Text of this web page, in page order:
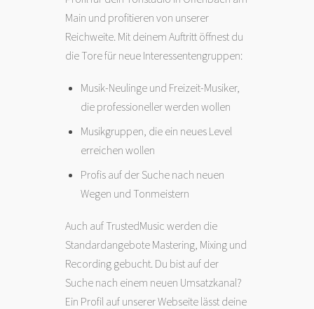
Main und profitieren von unserer
Reichweite. Mit deinem Auftritt öffnest du
die Tore für neue Interessentengruppen:
Musik-Neulinge und Freizeit-Musiker,
die professioneller werden wollen
Musikgruppen, die ein neues Level
erreichen wollen
Profis auf der Suche nach neuen
Wegen und Tonmeistern
Auch auf TrustedMusic werden die
Standardangebote Mastering, Mixing und
Recording gebucht. Du bist auf der
Suche nach einem neuen Umsatzkanal?
Ein Profil auf unserer Webseite lässt deine